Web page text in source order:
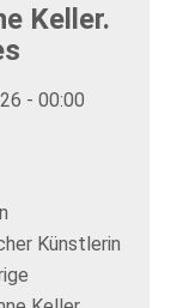
Keller.
- 00:00
Künstlerin